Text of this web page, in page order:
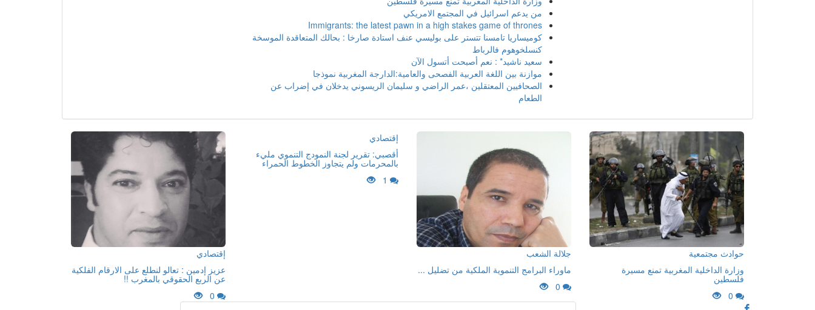
من يدعم اسرائيل في المجتمع الامريكي
Immigrants: the latest pawn in a high stakes game of thrones
كوميساريا تامسنا تتستر على بوليسي عنف استادة صارخا : بحالك المتعاقدة الموسخة
كنسلخوهوم فالرباط
سعيد ناشيد* : نعم أصبحت أتسول الآن
موازنة بين اللغة العربية الفصحى والعامية:الدارجة المغربية نموذجا
الصحافيين المعتقلين ،عمر الراضي و سليمان الريسوني يدخلان في إضراب عن
الطعام
إقتصادي
عزيز إدمين : تعالو لنطلع على الارقام الفلكية
عن الربع الحقوقي بالمغرب !!
إقتصادي
أقصبي: تقرير لجنة النمودج التنموي مليء
بالمحرمات ولم يتجاوز الخطوط الحمراء
جلالة الشعب
ماوراء البرامج التنموية الملكية من تضليل ...
حوادث مجتمعية
وزارة الداخلية المغربية تمنع مسيرة
فلسطين